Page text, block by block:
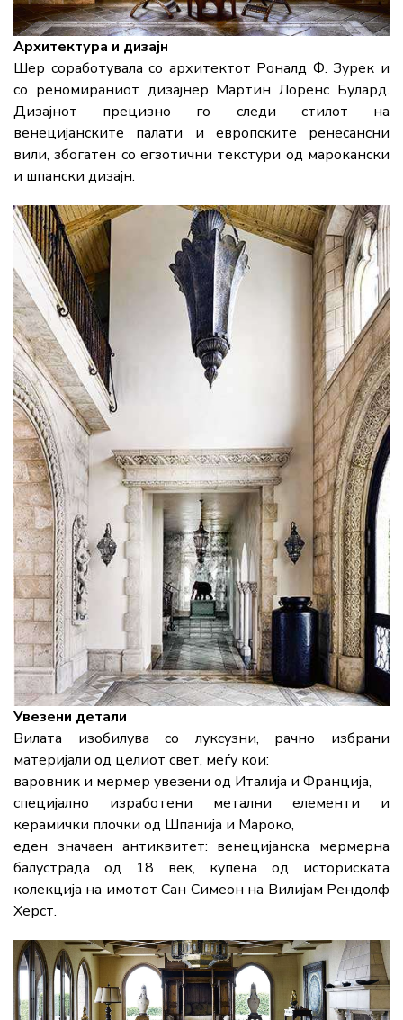
Архитектура и дизајн
Шер соработувала со архитектот Роналд Ф. Зурек и
со реномираниот дизајнер Мартин Лоренс Булард.
Дизајнот прецизно го следи стилот на
венецијанските палати и европските ренесансни
вили, збогатен со егзотични текстури од марокански
и шпански дизајн.
Увезени детали
Вилата изобилува со луксузни, рачно избрани
материјали од целиот свет, меѓу кои:
варовник и мермер увезени од Италија и Франција,
специјално изработени метални елементи и
керамички плочки од Шпанија и Мароко,
еден значаен антиквитет: венецијанска мермерна
балустрада од 18 век, купена од историската
колекција на имотот Сан Симеон на Вилијам Рендолф
Херст.